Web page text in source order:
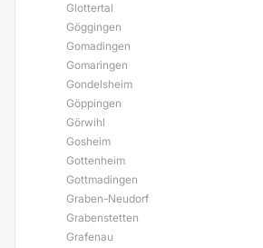
Glottertal
Göggingen
Gomadingen
Gomaringen
Gondelsheim
Göppingen
Görwihl
Gosheim
Gottenheim
Gottmadingen
Graben-Neudorf
Grabenstetten
Grafenau